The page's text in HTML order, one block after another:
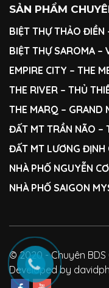
SẢN PHẨM
BIỆT THỰ THẢO ĐIỀN
BIỆT THỰ SAROMA –
EMPIRE CITY – THE
THE RIVER – THỦ
THE MARQ – GRAND
ĐẤT MT TRẦN NÃO –
ĐẤT MT LƯƠNG ĐỊNH
NHÀ PHỐ NGUYỄN
NHÀ PHỐ SAIGON
© 2020 - Chuyên BDS
Developed by